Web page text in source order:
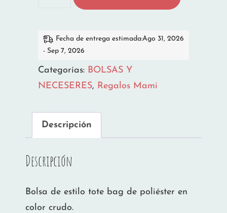
TRASGU
cantidad
Fecha de entrega estimada:Ago 31, 2026
- Sep 7, 2026
Categorías: BOLSAS Y
NECESERES, Regalos Mami
Descripción
Descripción
Bolsa de estilo tote bag de poliéster en
color crudo.